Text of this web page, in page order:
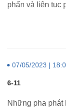
phấn và liên tục
07/05/2023 |
6-11
Những pha phát